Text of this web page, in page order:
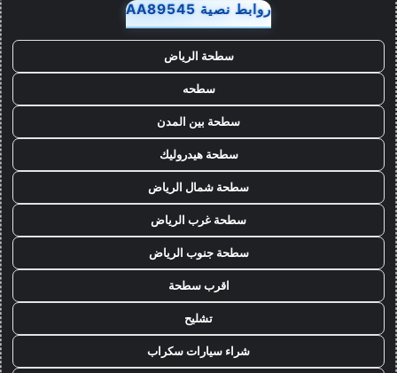
روابط نصية AA89545
سطحة الرياض
سطحه
سطحة بين المدن
سطحة هيدروليك
سطحة شمال الرياض
سطحة غرب الرياض
سطحة جنوب الرياض
اقرب سطحة
تشليح
شراء سيارات سكراب